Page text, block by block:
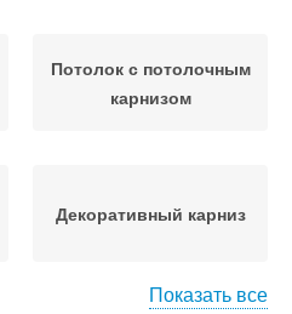
Потолок с потолочным
карнизом
Декоративный карниз
Показать все